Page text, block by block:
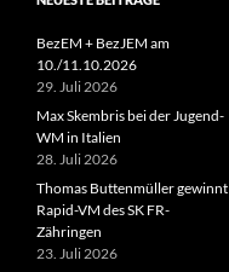
BezEM + BezJEM am
10./11.10.2026
29. Juli 2026
Max Skembris bei der Jugend-
WM in Italien
28. Juli 2026
Thomas Buttenmüller gewinnt
Rapid-VM des SK FR-
Zähringen
23. Juli 2026